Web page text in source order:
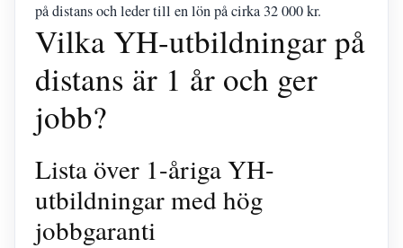
på distans och leder till en lön på cirka 32 000 kr.
Vilka YH-utbildningar på
distans är 1 år och ger
jobb?
Lista över 1-åriga YH-
utbildningar med hög
jobbgaranti